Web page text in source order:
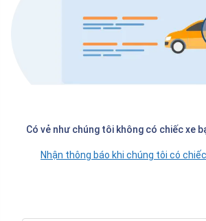
Có vẻ như chúng tôi không có chiếc xe
Nhận thông báo khi chúng tôi có